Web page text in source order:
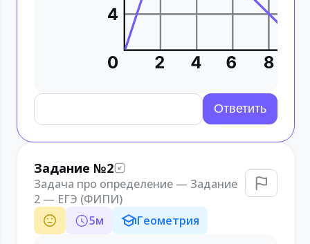
Задание №2
Задача про определение — Задание
2 — ЕГЭ (ФИПИ)
5м Геометрия